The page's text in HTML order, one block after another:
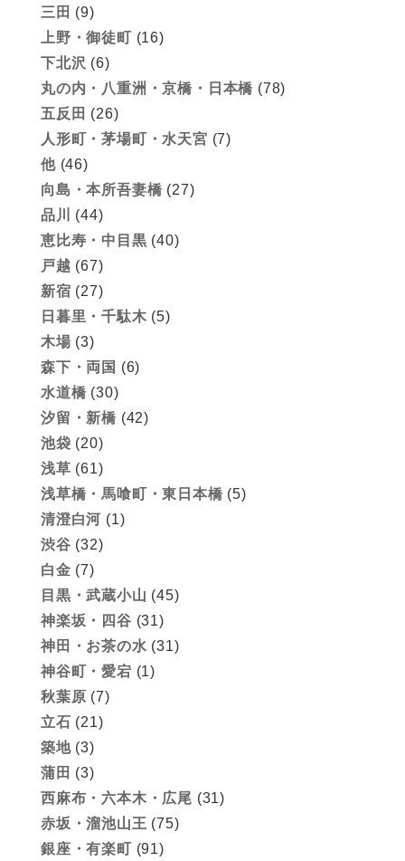
三田 (9)
上野・御徒町 (16)
下北沢 (6)
丸の内・八重洲・京橋・日本橋 (78)
五反田 (26)
人形町・茅場町・水天宮 (7)
他(46)
向島・本所吾妻橋 (27)
品川
(44)
恵比寿・中目黒 (40)
戸越 (67)
新宿 (27)
日暮里・千駄木 (5)
木場 (3)
森下・両国 (6)
水道橋 (30)
汐留・新橋 (42)
池袋 (20)
浅草 (61)
浅草橋・馬喰町・東日本橋 (5)
清澄白河 (1)
渋谷 (32)
白金 (7)
目黒・武蔵小山 (45)
神楽坂・四谷 (31)
神田・お茶の水 (31)
神谷町・愛宕 (1)
秋葉原 (7)
立石 (21)
築地(3)
蒲田 (3)
西麻布・六本木・広尾 (31)
赤坂・溜池山王 (75)
銀座・有楽町 (91)